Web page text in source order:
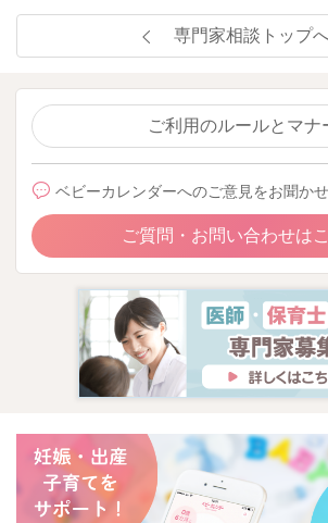
専門家相談トップ
ご利用のルールとマナ
ベビーカレンダーへのご意見をお聞か
ご質問・お問い合わせは